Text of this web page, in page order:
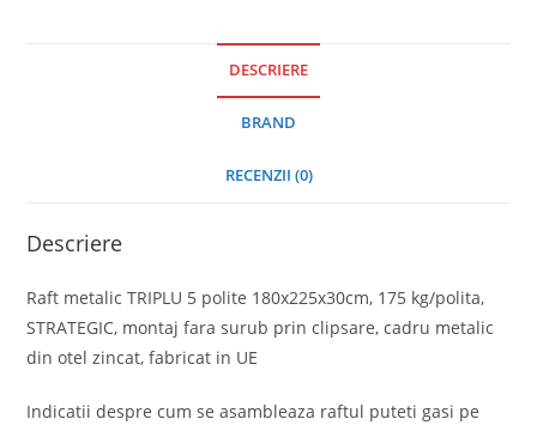
DESCRIERE
BRAND
RECENZII (0)
Descriere
Raft metalic TRIPLU 5 polite 180x225x30cm, 175 kg/polita,
STRATEGIC, montaj fara surub prin clipsare, cadru metalic
din otel zincat, fabricat in UE
Indicatii despre cum se asambleaza raftul puteti gasi pe